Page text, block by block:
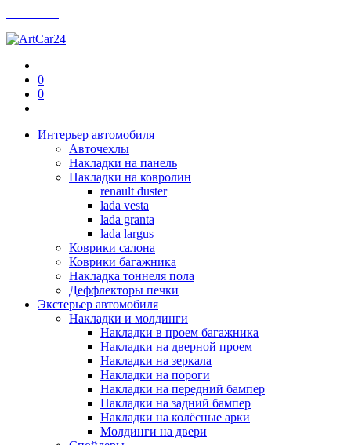
0
0
Интерьер автомобиля
Авточехлы
Накладки на панель
Накладки на ковролин
renault duster
lada vesta
lada granta
lada largus
Коврики салона
Коврики багажника
Накладка тоннеля пола
Деффлекторы печки
Экстерьер автомобиля
Накладки и молдинги
Накладки в проем багажника
Накладки на дверной проем
Накладки на зеркала
Накладки на пороги
Накладки на передний бампер
Накладки на задний бампер
Накладки на колёсные арки
Молдинги на двери